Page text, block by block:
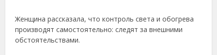
Женщина рассказала, что контроль света и обогрева
производят самостоятельно: следят за внешними
обстоятельствами.